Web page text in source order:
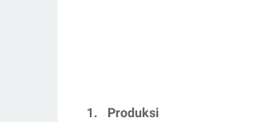
1. Produksi